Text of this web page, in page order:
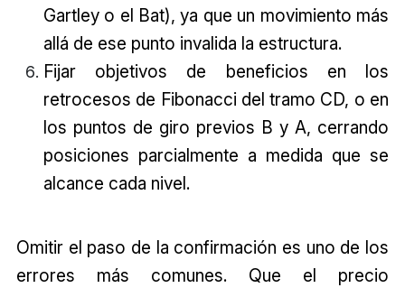
Gartley o el Bat), ya que un movimiento más
allá de ese punto invalida la estructura.
Fijar objetivos de beneficios en los
retrocesos de Fibonacci del tramo CD, o en
los puntos de giro previos B y A, cerrando
posiciones parcialmente a medida que se
alcance cada nivel.
Omitir el paso de la confirmación es uno de los
errores más comunes. Que el precio